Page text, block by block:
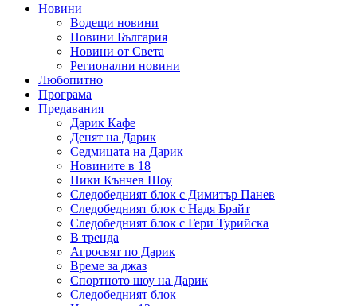
Новини
Водещи новини
Новини България
Новини от Света
Регионални новини
Любопитно
Програма
Предавания
Дарик Кафе
Денят на Дарик
Седмицата на Дарик
Новините в 18
Ники Кънчев Шоу
Следобедният блок с Димитър Панев
Следобедният блок с Надя Брайт
Следобедният блок с Гери Турийска
В тренда
Агросвят по Дарик
Време за джаз
Спортното шоу на Дарик
Следобедният блок